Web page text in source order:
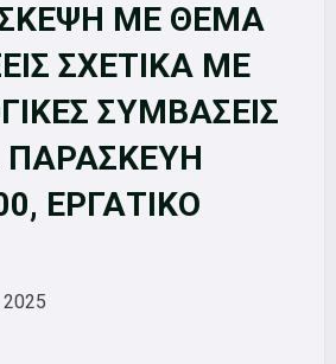
ΜΕ ΘΕΜΑ
ΣΧΕΤΙΚΑ ΜΕ
ΣΥΜΒΑΣΕΙΣ
ΠΑΡΑΣΚΕΥΗ
ΕΡΓΑΤΙΚΟ
2025